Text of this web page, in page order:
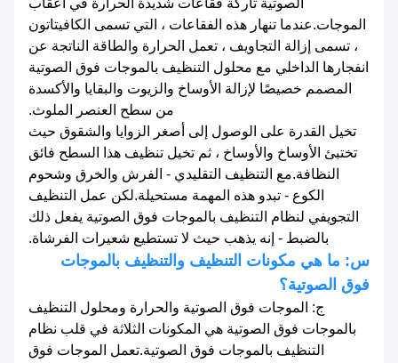
الصوتية تاركة فقاعات شديدة الحرارة في أعقاب
الموجات.عندما تنهار هذه الفقاعات ، التي تسمى الكافيتاتون
، تسمى إزالة التجاويف ، تعمل الحرارة والطاقة الناتجة عن
انفجارها الداخلي مع محلول التنظيف بالموجات فوق الصوتية
المصمم خصيصًا لإزالة الأوساخ والزيوت والبقايا والأكسدة
من سطح العنصر الملوث.
تخيل القدرة على الوصول إلى أصغر الزوايا والشقوق حيث
تختبئ الأوساخ والأوساخ ، ثم تخيل تنظيف هذا السطح فائق
النظافة.مع التنظيف التقليدي - الفرش والخرق وشحوم
الكوع - تبدو هذه المهمة مستحيلة.لكن عمل التنظيف
التجويفي لنظام التنظيف بالموجات فوق الصوتية يفعل ذلك
بالضبط - إنه يذهب حيث لا تستطيع شعيرات الفرشاة.
س: ما هي مكونات التنظيف والتنظيف بالموجات
فوق الصوتية؟
ج: الموجات فوق الصوتية والحرارة ومحلول التنظيف
بالموجات فوق الصوتية هي المكونات الثلاثة في قلب نظام
التنظيف بالموجات فوق الصوتية.تعمل الموجات فوق